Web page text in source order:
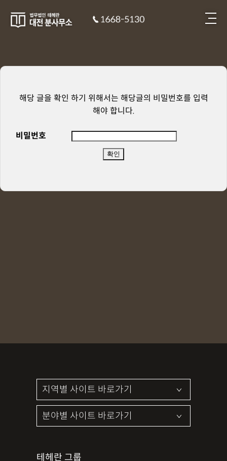
해당 글을 확인 하기 위해서는 해당글의 비밀번호를 입력
해야 합니다.
비밀번호
테헤란 그룹